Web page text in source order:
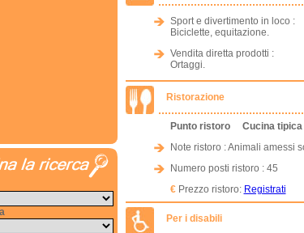
Sport e divertimento in loco :
Biciclette, equitazione.
Vendita diretta prodotti :
Ortaggi.
Ristorazione
Punto ristoro
Cucina tipica
Note ristoro : Animali amessi
Numero posti ristoro : 45
€Prezzo ristoro: Registrati
Per i disabili